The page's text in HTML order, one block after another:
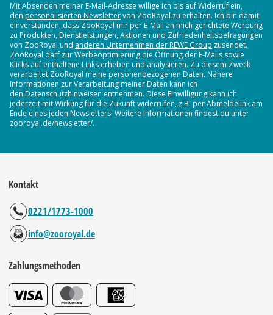
Mit Absenden meiner E-Mail-Adresse willige ich bis auf Widerruf ein,
den personalisierten Newslettervon ZooRoyal zu erhalten. Ich bin damit
einverstanden, dass ZooRoyal mir per E-Mail an mich gerichtete Werbung
zu Produkten, Dienstleistungen, Aktionen und Zufriedenheitsbefragungen
von ZooRoyal und anderen Unternehmen der REWE Group zusendet.
ZooRoyal darf zur Werbeoptimierung die Öffnung der E-Mails sowie
Klicks auf enthaltene Links erheben und analysieren. Zu diesem Zweck
verarbeitet ZooRoyal meine personenbezogenen Daten. Nähere
Informationen zur Verarbeitung meiner Daten kann ich
den Datenschutzhinweisen entnehmen. Diese Einwilligung kann ich
jederzeit mit Wirkung für die Zukunft widerrufen, z.B. per Abmeldelink am
Ende eines jeden Newsletters. Weitere Informationen findest du unter
zooroyal.de/newsletter/.
Kontakt
0221/1773-1000
info@zooroyal.de
Zahlungsmethoden